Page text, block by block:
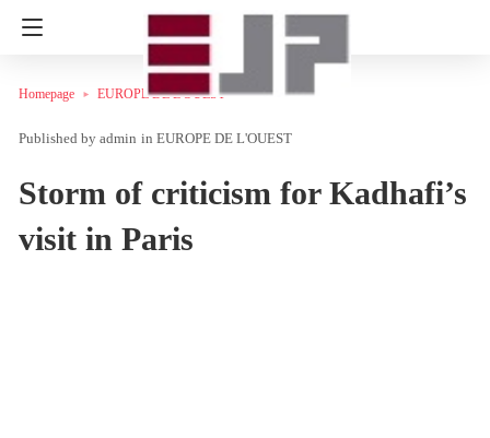
Homepage EUROPE DE L'OUEST
admin in EUROPE DE L'OUEST
Storm of criticism for Kadhafi’s
visit in Paris